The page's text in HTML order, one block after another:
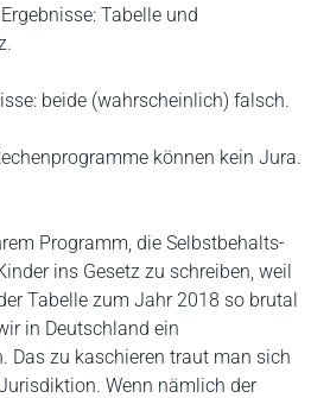
Tabelle und
beide (wahrscheinlich) falsch.
können kein Jura.
Programm, die Selbstbehalts-
ins Gesetz zu schreiben, weil
Tabelle zum Jahr 2018 so brutal
in Deutschland ein
Das zu kaschieren traut man sich
Wenn nämlich der